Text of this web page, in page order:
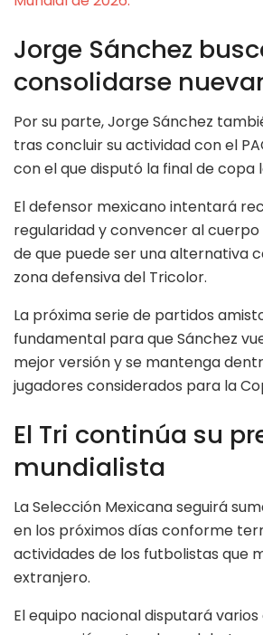
Jorge Sánchez
consolidarse
Por su parte, Jorge Sánchez
tras concluir su actividad con el
con el que disputó la final de copa
El defensor mexicano intentará
regularidad y convencer al
de que puede ser una alternativa
zona defensiva del Tricolor.
La próxima serie de partidos
fundamental para que Sánchez
mejor versión y se mantenga
jugadores considerados para la
El Tri continúa su
mundialista
La Selección Mexicana seguirá
en los próximos días conforme
actividades de los futbolistas que
extranjero.
El equipo nacional disputará